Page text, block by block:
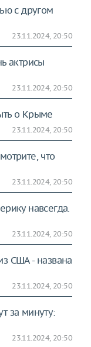
с другом
23.11.2024, 20:50
актрисы
23.11.2024, 20:50
о Крыме
23.11.2024, 20:50
что
23.11.2024, 20:50
навсегда.
23.11.2024, 20:50
США - названа
23.11.2024, 20:50
за минуту:
23.11.2024, 20:50